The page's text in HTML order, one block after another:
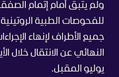
ولم يتبق أمام إتمام
للفحوصات الطبية
جميع الأطراف لإنهاء
النهائي عن الانتقال خلال
يوليو المقبل.